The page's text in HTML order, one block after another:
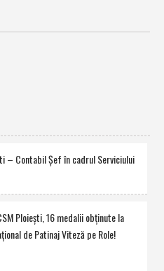
– Contabil Şef în cadrul Serviciului
Ploieşti, 16 medalii obţinute la
de Patinaj Viteză pe Role!